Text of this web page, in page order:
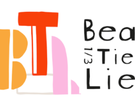
Passer
contenu